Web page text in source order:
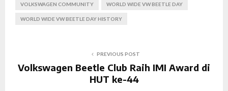
VOLKSWAGEN COMMUNITY WORLD WIDE VW BEETLE DAY
WORLD WIDE VW BEETLE DAY HISTORY
PREVIOUS POST
Volkswagen Beetle Club Raih IMI Award di
HUT ke-44